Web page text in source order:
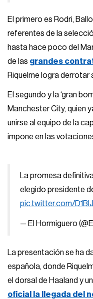
El primero es Rodri,
referentes de la
hasta hace poco del
de las grandes
Riquelme logra derrotar
El segundo y la ‘gran
Manchester City, quien
unirse al equipo de la
impone en las
La promesa
elegido presidente
pic.twitter.com/
— El Hormiguero
La presentación se ha
española, donde
el dorsal de Haaland y
oficial la llegada del